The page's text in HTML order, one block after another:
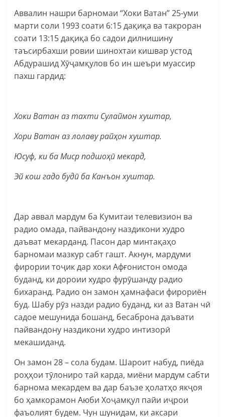
Аввалин нашри барномаи “Хоки Ватан” 25-уми
марти соли 1993 соати 6:15 дақиқа ва такроран
соати 13:15 дақиқа бо садои дилнишину
таъсирбахши ровии шинохтаи кишвар устод
Абдурашид Хӯҷамқулов бо ин шеъри муассир
пахш гардид:
Хоки Ватан аз тахти Сулаймон хуштар,
Хори Ватан аз лолавурайҳон хуштар.
Юсуф, ки ба Миср подшоҳӣ мекард,
Эй кош гадо будӣ ба Канъон хуштар.
Дар аввал мардум ба Кумитаи телевизион ва
радио омада, пайвандону наздикони худро
даъват мекарданд. Пасон дар минтақаҳо
барномаи мазкур сабт гашт. Акнун, мардуми
фирории тоҷик дар хоки Афғонистон омода
буданд, ки дороии худро фурӯшанду радио
бихаранд. Радио он замон ҳамнафаси фирориён
буд. Шабу рӯз назди радио буданд, ки аз Ватан чӣ
садое мешунида бошанд, бесаброна даъвати
пайвандону наздикони худро интизорӣ
мекашиданд.
Он замон 28 – сола будам. Шароит набуд, пиёда
роҳҳои тӯлониро тай карда, миёни мардум сабти
барнома мекардем ва дар баъзе ҳолатҳо якҷоя
бо ҳамкорамон Аюби Хоҷамқул пайи иҷрои
фаъолият будем. Чун шунидам, ки аксари